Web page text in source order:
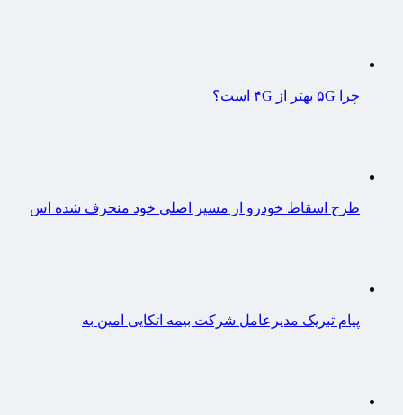
چرا ۵G بهتر از ۴G است؟
طرح اسقاط خودرو از مسیر اصلی خود منحرف شده اس
پیام تبریک مدیرعامل شرکت بیمه اتکایی امین به